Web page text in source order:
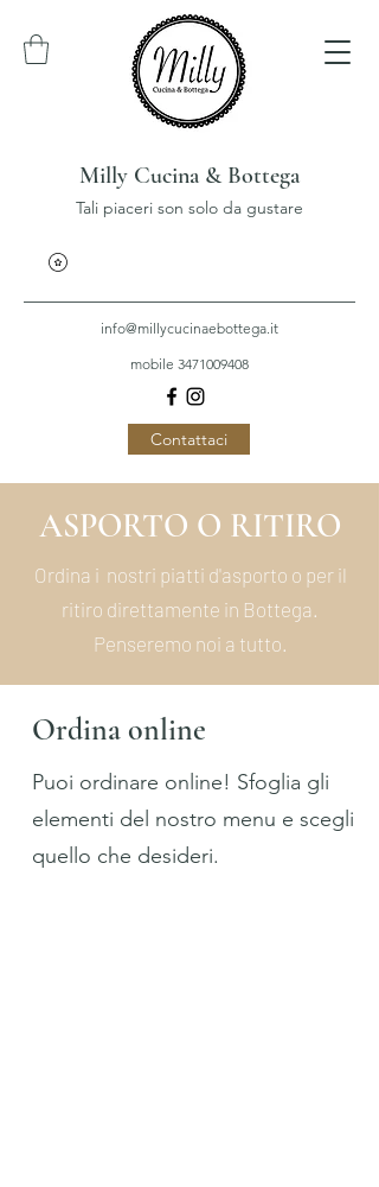
Milly Cucina & Bottega
Tali piaceri son solo da gustare
info@millycucinaebottega.it
mobile 3471009408
Contattaci
ASPORTO O RITIRO
Ordina i nostri piatti d'asporto o per il
ritiro direttamente in Bottega.
Penseremo noi a tutto.
Ordina online
Puoi ordinare online! Sfoglia gli
elementi del nostro menu e scegli
quello che desideri.